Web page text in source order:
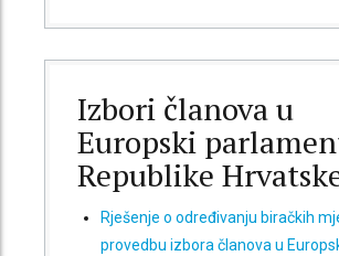
Izbori članova u
Europski
Republike
Rješenje o određivanju biračkih
provedbu izbora članova u